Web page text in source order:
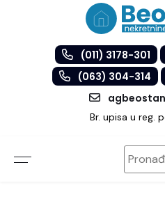
(011) 3178-301
(063) 304-314
Br. upisa u reg.